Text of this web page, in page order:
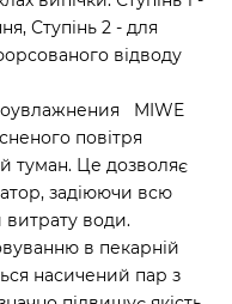
Ступінь 2 - для
відводу
MIWE
повітря
туман. Це дозволяє
задіюючи всю
води.
в пекарній
насичений пар з